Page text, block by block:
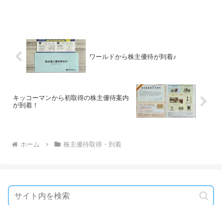
ワールドから株主優待が到着♪
キッコーマンから初取得の株主優待案内
が到着！
ホーム 株主優待取得・到着